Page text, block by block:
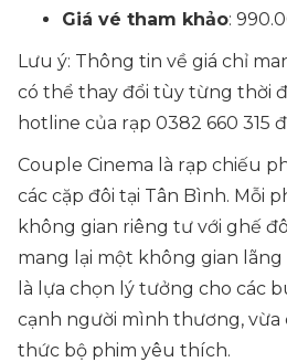
Giá vé tham khảo:
Lưu ý: Thông tin về giá chỉ
có thể thay đổi tùy từng thời
hotline của rạp 0382 660 315
Couple Cinema là rạp chiếu
các cặp đôi tại Tân Bình. Mỗi
không gian riêng tư với ghế
mang lại một không gian
là lựa chọn lý tưởng cho các
cạnh người mình thương,
thức bộ phim yêu thích.